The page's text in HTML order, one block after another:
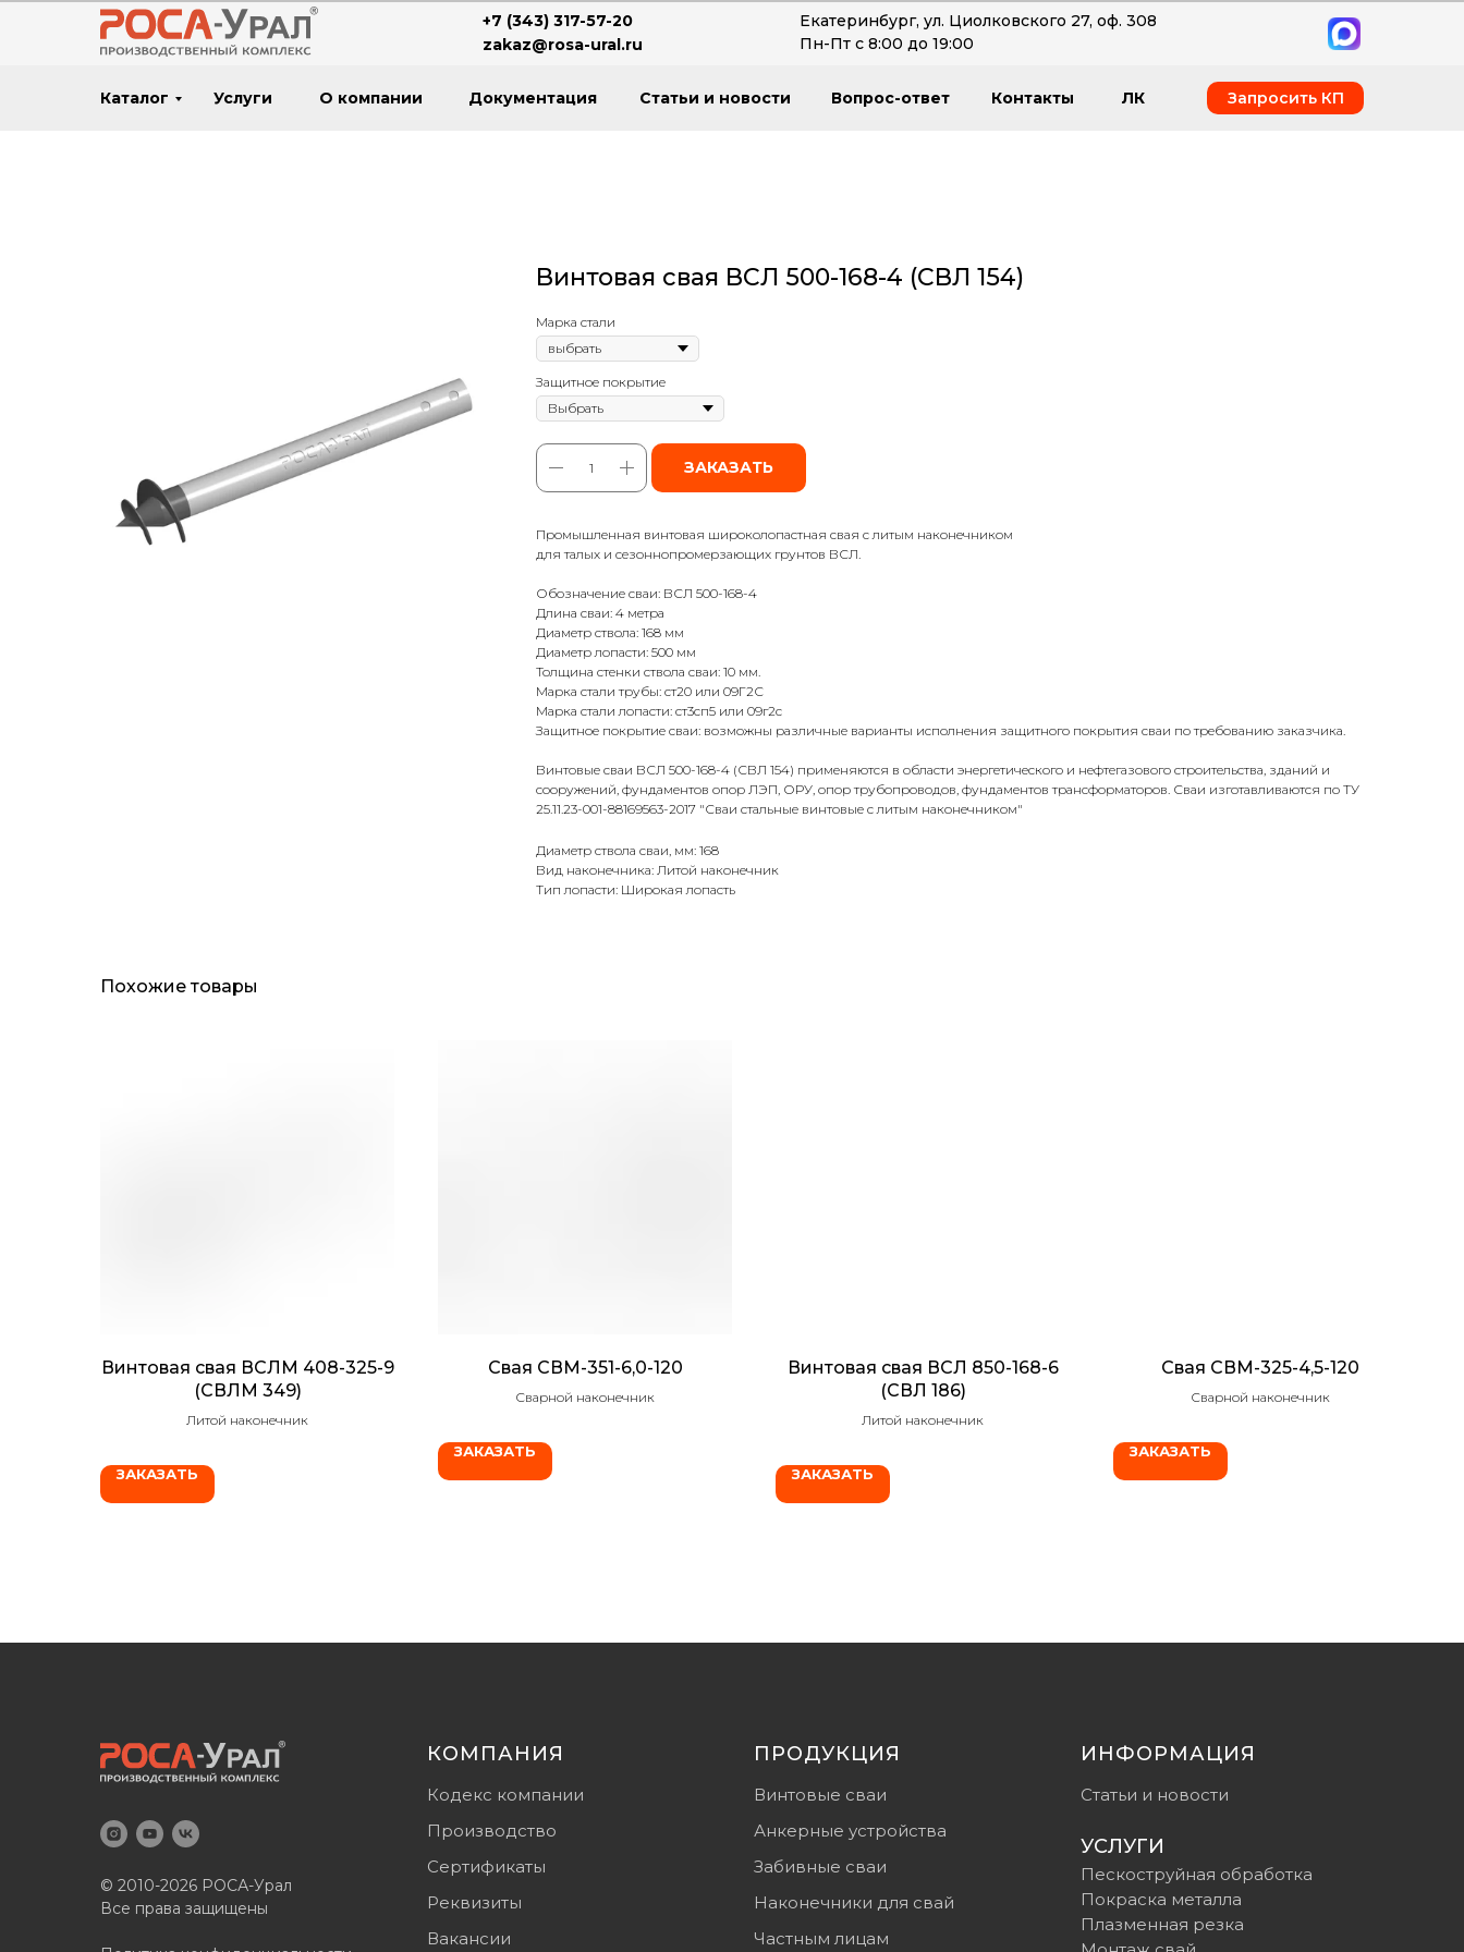
Статьи и новости Вопрос-ответ ЛК
Контакты
Документация
О компании
Услуги
Каталог Запросить КП
zakaz@rosa-ural.ru
+7 (343) 317-57-20
Екатеринбург, ул. Циолковского 27, оф. 308
Пн-Пт с 8:00 до 19:00
Винтовая свая ВСЛ 500-168-4 (СВЛ 154)
Марка стали
Защитное покрытие
ЗАКАЗАТЬ
Промышленная винтовая широколопастная свая с литым наконечником
для талых и сезоннопромерзающих грунтов ВСЛ.
Обозначение сваи: ВСЛ 500-168-4
Длина сваи: 4 метра
Диаметр ствола: 168 мм
Диаметр лопасти: 500 мм
Толщина стенки ствола сваи: 10 мм.
Марка стали трубы: ст20 или 09Г2С
Марка стали лопасти: ст3сп5 или 09г2с
Защитное покрытие сваи: возможны различные варианты исполнения защитного покрытия сваи по требованию заказчика.
Винтовые сваи ВСЛ 500-168-4 (СВЛ 154) применяются в области энергетического и нефтегазового строительства, зданий и
сооружений, фундаментов опор ЛЭП, ОРУ, опор трубопроводов, фундаментов трансформаторов. Сваи изготавливаются по ТУ
25.11.23-001-88169563-2017 "Сваи стальные винтовые с литым наконечником"
Диаметр ствола сваи, мм: 168
Вид наконечника: Литой наконечник
Тип лопасти: Широкая лопасть
Похожие товары
Винтовая свая ВСЛМ 408-325-9
(СВЛМ 349)
Литой наконечник
ЗАКАЗАТЬ
Свая СВМ-351-6,0-120
Сварной наконечник
ЗАКАЗАТЬ
Винтовая свая ВСЛ 850-168-6
(СВЛ 186)
Литой наконечник
ЗАКАЗАТЬ
Свая СВМ-325-4,5-120
Сварной наконечник
ЗАКАЗАТЬ
© 2010-2026 РОСА-Урал
Все права защищены
КОМПАНИЯ
Кодекс компании
Производство
Сертификаты
Реквизиты
Вакансии
ПРОДУКЦИЯ
Винтовые сваи
Анкерные устройства
Забивные сваи
Наконечники для свай
Частным лицам
ИНФОРМАЦИЯ
Статьи и новости
УСЛУГИ
Пескоструйная обработка
Покраска металла
Плазменная резка